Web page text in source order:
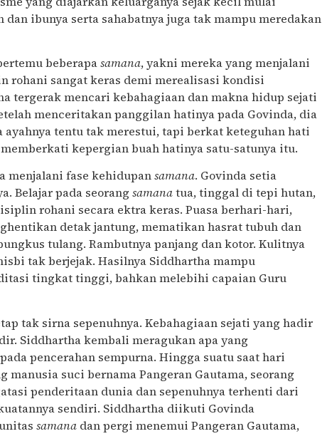
dan ibunya serta sahabatnya juga tak mampu meredakan
beberapasamana, yakni mereka yang menjalani
rohani sangat keras demi merealisasi kondisi
tergerak mencari kebahagiaan dan makna hidup sejati
menceritakan panggilan hatinya pada Govinda, dia
ayahnya tentu tak merestui, tapi berkat keteguhan hati
kepergian buah hatinya satu-satunya itu.
menjalani fase kehidupansamana. Govinda setia
Belajar pada seorang samanatua, tinggal di tepi hutan,
rohani secara ektra keras. Puasa berhari-hari,
detak jantung, mematikan hasrat tubuh dan
tulang. Rambutnya panjang dan kotor. Kulitnya
tak berjejak. Hasilnya Siddhartha mampu
tingkat tinggi, bahkan melebihi capaian Guru
tak sirna sepenuhnya. Kebahagiaan sejati yang hadir
Siddhartha kembali meragukan apa yang
pencerahan sempurna. Hingga suatu saat hari
suci bernama Pangeran Gautama, seorang
penderitaan dunia dan sepenuhnya terhenti dari
sendiri. Siddhartha diikuti Govinda
samana dan pergi menemui Pangeran Gautama,